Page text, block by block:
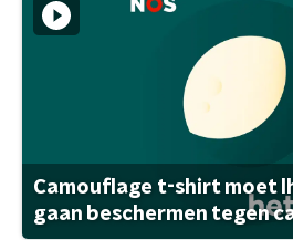
Camouflage t-shirt moet
gaan beschermen tegen